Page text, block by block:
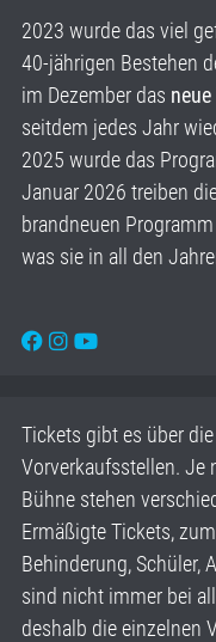
2023 wurde das viel
40-jährigen Bestehen
im Dezember das
seitdem jedes Jahr
2025 wurde das
Januar 2026 treiben
brandneuen
was sie in all den
Tickets gibt es über
Vorverkaufsstellen. Je
Bühne stehen
Ermäßigte Tickets,
Behinderung, Schüler,
sind nicht immer bei
deshalb die einzelnen